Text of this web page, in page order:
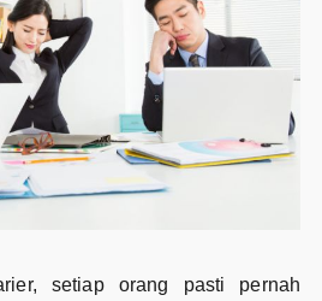
setiap orang pasti pernah